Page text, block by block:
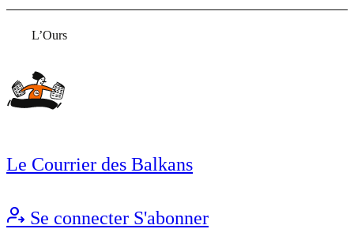
L’Ours
Le Courrier des Balkans
Se connecter S'abonner